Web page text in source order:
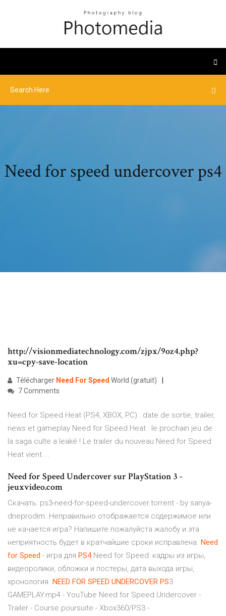
Need for speed undercover ps4
http://visionmediatechnology.com/zjpx/9oz4.php?
xu=cpy-save-location
Télécharger Need For Speed World (gratuit)
7 Comments
Need for Speed Heat (PS4, XBOX, PC) : date de sortie, trailer,
news et gameplay Need for Speed Heat : le prochain jeu de
la saga culte a leaké ! Le trailer du nouveau Need for Speed
Heat vient ...
Need for Speed Undercover sur PlayStation 3 -
jeuxvideo.com
Скачать: ps3-need-for-speed-undercover.torrent - by sanya-
dneprodim. Неправильно отображается содержимое или
не качается игра? Напишите пожалуйста жалобу и эта
неприятность будет в кратчайшие сроки исправлена. Need
for Speed - игра для PS4Need for Speed: кадры из игры,
видеоролики, обложки и постеры, дата выхода игры,
хронология. NEED FOR SPEED UNDERCOVER PS3
GAMEPLAY.mp4 - YouTube Need for Speed Undercover -
Trailer - Course poursuite - Xbox360/PS3 -